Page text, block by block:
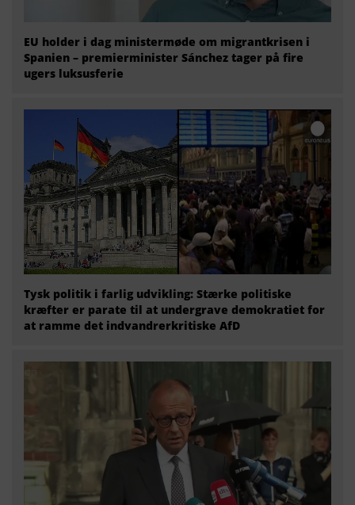
EU holder i dag ministermøde om migrantkrisen i
Spanien – premierminister Sánchez tager på fire
ugers luksusferie
Tysk politik i farlig udvikling: Stærke politiske
kræfter er parate til at undergrave demokratiet for
at ramme det indvandrerkritiske AfD